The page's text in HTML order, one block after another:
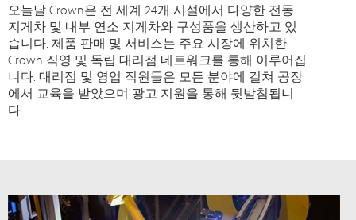
오늘날 Crown은 전 세계 24개 시설에서 다양한 전동
지게차 및 내부 연소 지게차와 구성품을 생산하고 있
습니다. 제품 판매 및 서비스는 주요 시장에 위치한
Crown 직영 및 독립 대리점 네트워크를 통해 이루어집
니다. 대리점 및 영업 직원들은 모든 분야에 걸쳐 공장
에서 교육을 받았으며 광고 지원을 통해 뒷받침됩니
다.